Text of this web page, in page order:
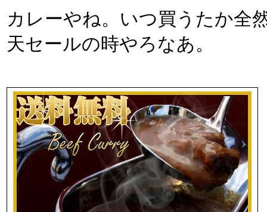
カレーやね。いつ買うたか全
天セールの時やろなあ。